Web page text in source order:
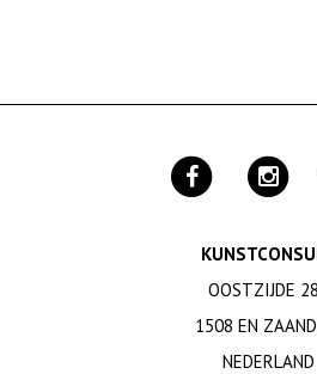
OOSTZIJDE
1508 EN
NEDERLAND